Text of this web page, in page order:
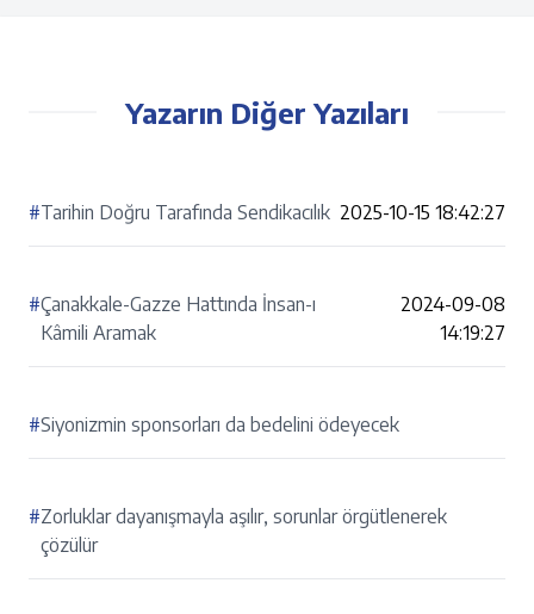
Yazarın Diğer Yazıları
#Tarihin Doğru Tarafında Sendikacılık 2025-10-15 18:42:27
#Çanakkale-Gazze Hattında İnsan-ı
Kâmili Aramak
2024-09-08
14:19:27
#Siyonizmin sponsorları da bedelini ödeyecek
#Zorluklar dayanışmayla aşılır, sorunlar örgütlenerek
çözülür